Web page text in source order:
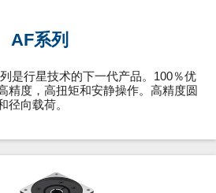
AF系列
是行星技术的下一代产品。100％优
精度，高扭矩和安静操作。高精度圆
径向载荷。